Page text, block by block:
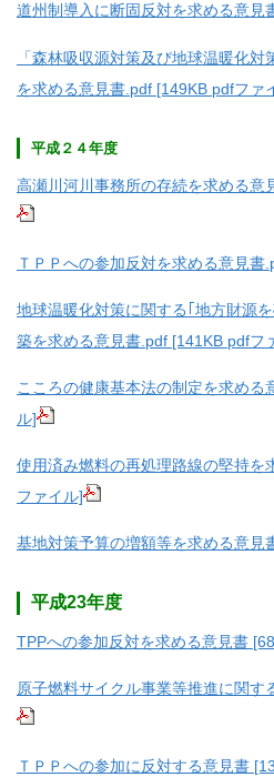
道州制導入に断固反対を求める意見
「森林吸収源対策及び地球温暖化対
を求める意見書.pdf [149KB pdfファ
平成２４年度
高瀬川河川事務所の存続を求める意
ＴＰＰへの参加反対を求める意見書
地球温暖化対策に関する｢地方財源
築を求める意見書.pdf [141KB pdfフ
こころの健康基本法の制定を求める
ル]
使用済み燃料の再処理路線の堅持を
ファイル]
基地対策予算の増額等を求める意見
平成23年度
TPPへの参加反対を求める意見書
原子燃料サイクル事業等推進に関す
ＴＰＰへの参加に反対する意見書